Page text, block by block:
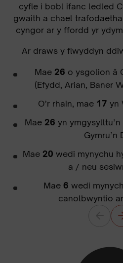
cyfle i bobl ifanc ledled
gwaith a chael
cyngor ar y ffordd yr
Ar draws y flwyddyn
Mae 26 o ysgolion â
(Efydd, Arian, Baner
O’r rhain, mae 17 yn
Mae 26 yn
Gymru’n
Mae 20 wedi mynychu
a / neu
Mae 6 wedi
canolbwyntio